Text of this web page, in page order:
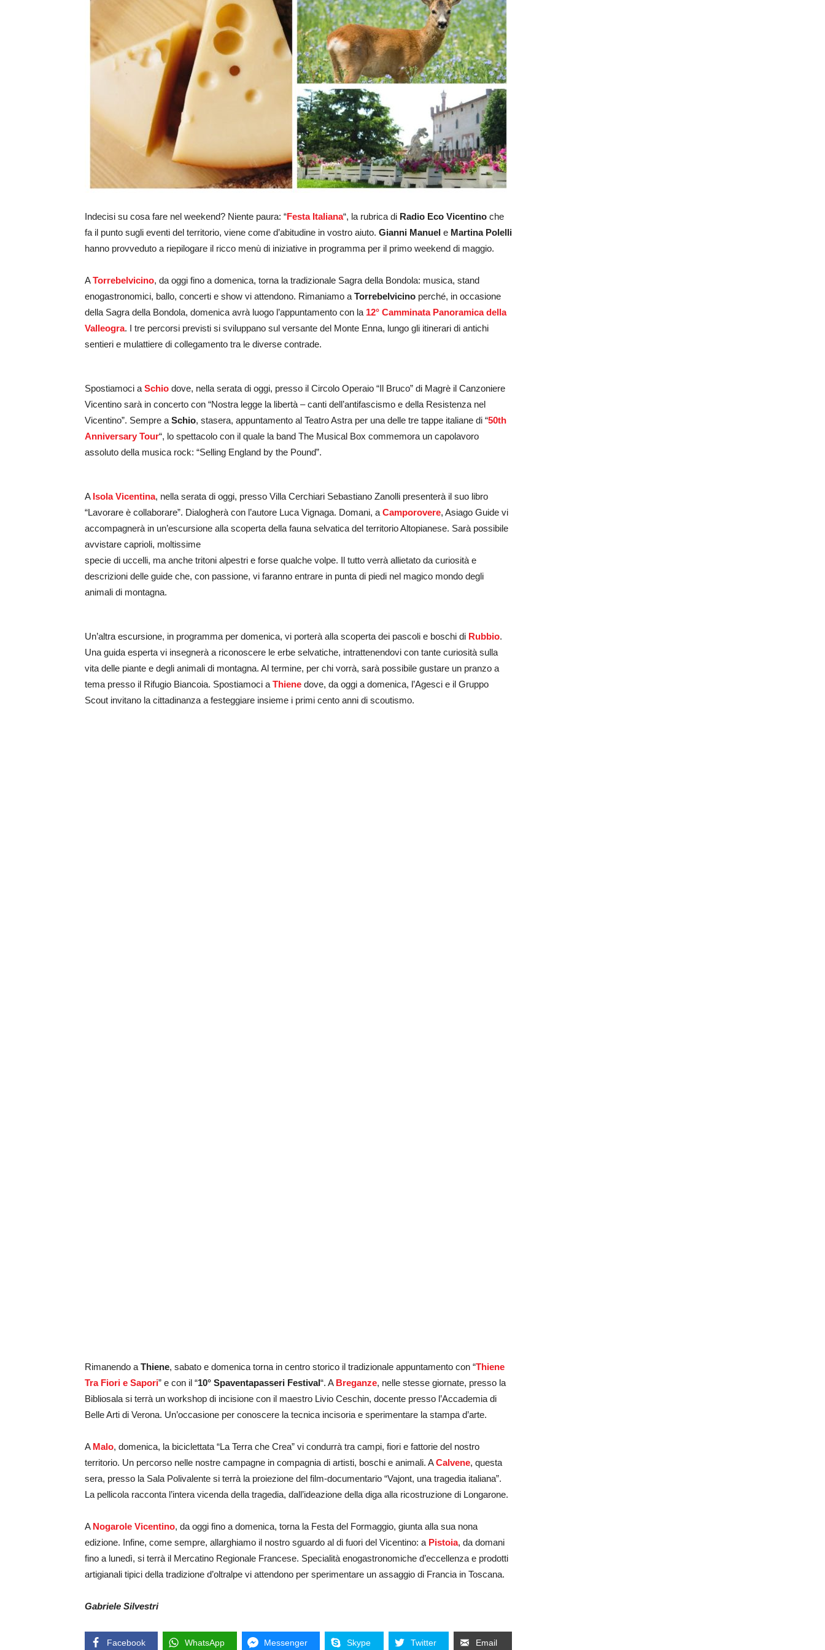
Indecisi su cosa fare nel weekend? Niente paura: “Festa Italiana“, la rubrica di Radio Eco Vicentino che
fa il punto sugli eventi del territorio, viene come d’abitudine in vostro aiuto. Gianni Manuel e Martina Polelli
hanno provveduto a riepilogare il ricco menù di iniziative in programma per il primo weekend di maggio.
ATorrebelvicino, da oggi fino a domenica, torna la tradizionale Sagra della Bondola: musica, stand
enogastronomici, ballo, concerti e show vi attendono. Rimaniamo a Torrebelvicino perché, in occasione
della Sagra della Bondola, domenica avrà luogo l’appuntamento con la 12° Camminata Panoramica della
Valleogra. I tre percorsi previsti si sviluppano sul versante del Monte Enna, lungo gli itinerari di antichi
sentieri e mulattiere di collegamento tra le diverse contrade.
Spostiamoci a Schio dove, nella serata di oggi, presso il Circolo Operaio “Il Bruco” di Magrè il Canzoniere
Vicentino sarà in concerto con “Nostra legge la libertà – canti dell’antifascismo e della Resistenza nel
Vicentino”. Sempre a Schio, stasera, appuntamento al Teatro Astra per una delle tre tappe italiane di “50th
Anniversary Tour“, lo spettacolo con il quale la band The Musical Box commemora un capolavoro
assoluto della musica rock: “Selling England by the Pound”.
A Isola Vicentina, nella serata di oggi, presso Villa Cerchiari Sebastiano Zanolli presenterà il suo libro
“Lavorare è collaborare”. Dialogherà con l’autore Luca Vignaga. Domani, a Camporovere, Asiago Guide vi
accompagnerà in un’escursione alla scoperta della fauna selvatica del territorio Altopianese. Sarà possibile
avvistare caprioli, moltissime
specie di uccelli, ma anche tritoni alpestri e forse qualche volpe. Il tutto verrà allietato da curiosità e
descrizioni delle guide che, con passione, vi faranno entrare in punta di piedi nel magico mondo degli
animali di montagna.
Un’altra escursione, in programma per domenica, vi porterà alla scoperta dei pascoli e boschi di Rubbio.
Una guida esperta vi insegnerà a riconoscere le erbe selvatiche, intrattenendovi con tante curiosità sulla
vita delle piante e degli animali di montagna. Al termine, per chi vorrà, sarà possibile gustare un pranzo a
tema presso il Rifugio Biancoia. Spostiamoci a Thiene dove, da oggi a domenica, l’Agesci e il Gruppo
Scout invitano la cittadinanza a festeggiare insieme i primi cento anni di scoutismo.
Rimanendo a Thiene, sabato e domenica torna in centro storico il tradizionale appuntamento con “Thiene
Tra Fiori e Sapori” e con il “10° Spaventapasseri Festival“. A Breganze, nelle stesse giornate, presso la
Bibliosala si terrà un workshop di incisione con il maestro Livio Ceschin, docente presso l’Accademia di
Belle Arti di Verona. Un’occasione per conoscere la tecnica incisoria e sperimentare la stampa d’arte.
A Malo, domenica, la biciclettata “La Terra che Crea” vi condurrà tra campi, fiori e fattorie del nostro
territorio. Un percorso nelle nostre campagne in compagnia di artisti, boschi e animali. ACalvene, questa
sera, presso la Sala Polivalente si terrà la proiezione del film-documentario “Vajont, una tragedia italiana”.
La pellicola racconta l’intera vicenda della tragedia, dall’ideazione della diga alla ricostruzione di Longarone.
A Nogarole Vicentino, da oggi fino a domenica, torna la Festa del Formaggio, giunta alla sua nona
edizione. Infine, come sempre, allarghiamo il nostro sguardo al di fuori del Vicentino: a Pistoia, da domani
fino a lunedì, si terrà il Mercatino Regionale Francese. Specialità enogastronomiche d’eccellenza e prodotti
artigianali tipici della tradizione d’oltralpe vi attendono per sperimentare un assaggio di Francia in Toscana.
Gabriele Silvestri
Facebook WhatsApp Messenger Skype Twitter Email